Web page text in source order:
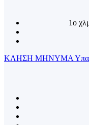
1o
ΚΛΗΣΗ ΜΗΝΥΜΑ